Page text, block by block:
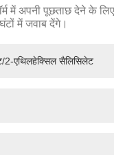
में अपनी पूछताछ देने के
में जवाब देंगे।